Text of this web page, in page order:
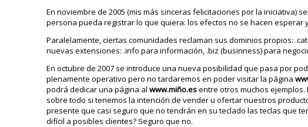
En noviembre de 2005 (mis más sinceras felicitaciones por la iniciativa)
persona pueda registrar lo que quiera: los efectos no se hacen esperar
Paralelamente, ciertas comunidades reclaman sus dominios propios:
nuevas extensiones: .info para información, .biz (businness) para
En octubre de 2007 se introduce una nueva posibilidad que pasa por
plenamente operativo pero no tardaremos en poder visitar la página
podrá dedicar una página al www.miño.esentre otros muchos
sobre todo si tenemos la intención de vender u ofertar nuestros
presente que casi seguro que no tendrán en su teclado las teclas que
difícil a posibles clientes? Seguro que no.